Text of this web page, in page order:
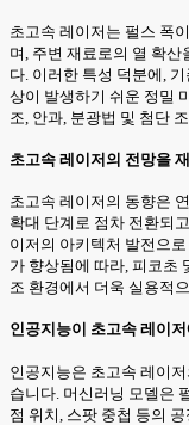
초고속 레이저는 펄스 폭
며, 주변 재료로의 열 확
다. 이러한 특성 덕분에,
상이 발생하기 쉬운 정밀
조, 안과, 분광법 및 첨단
초고속 레이저의 전망을
초고속 레이저의 동향은
확대 단계로 점차 전환되
이저의 아키텍처 발전으
가 향상됨에 따라, 피코초
조 환경에서 더욱 실용적
인공지능이 초고속 레이
인공지능은 초고속 레이
습니다. 머신러닝 모델은
점 위치, 스팟 중첩 등의